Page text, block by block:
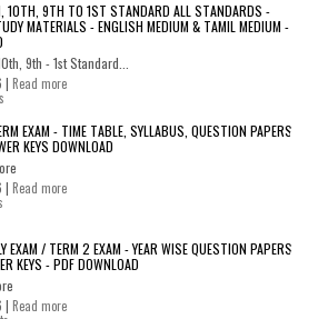
10TH, 9TH TO 1ST STANDARD ALL STANDARDS -
MATERIALS - ENGLISH MEDIUM & TAMIL MEDIUM -
9th - 1st Standard...
| Read more
EXAM - TIME TABLE, SYLLABUS, QUESTION PAPERS
KEYS DOWNLOAD
| Read more
EXAM / TERM 2 EXAM - YEAR WISE QUESTION PAPERS
KEYS - PDF DOWNLOAD
| Read more